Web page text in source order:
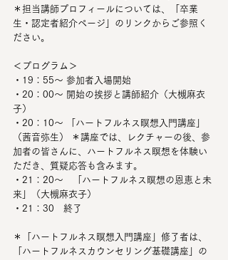
＊担当講師プロフィールについては、「卒業
生・認定者紹介ページ」のリンクからご参照く
ださい。
＜プログラム＞
・19：55〜 参加者入場開始
・20：00〜 開始の挨拶と講師紹介（大槻麻衣
子）
・20：10〜 「ハートフルネス瞑想入門講座」
（茜音弥生） ＊講座では、レクチャーの後、参
加者の皆さんに、ハートフルネス瞑想を体験い
ただき、質疑応答も含みます。
・21：20～　「ハートフルネス瞑想の恩恵と未
来」（大槻麻衣子）
・21：30　終了
＊「ハートフルネス瞑想入門講座」修了者は、
「ハートフルネスカウンセリング基礎講座」の